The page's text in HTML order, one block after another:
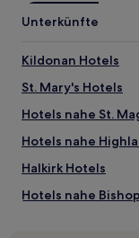
Unterkünfte
Kildonan Hotels
St. Mary's Hotels
Hotels nahe St.
Hotels nahe
Halkirk Hotels
Hotels nahe